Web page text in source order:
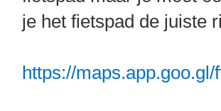
je het fietspad de juiste
https://